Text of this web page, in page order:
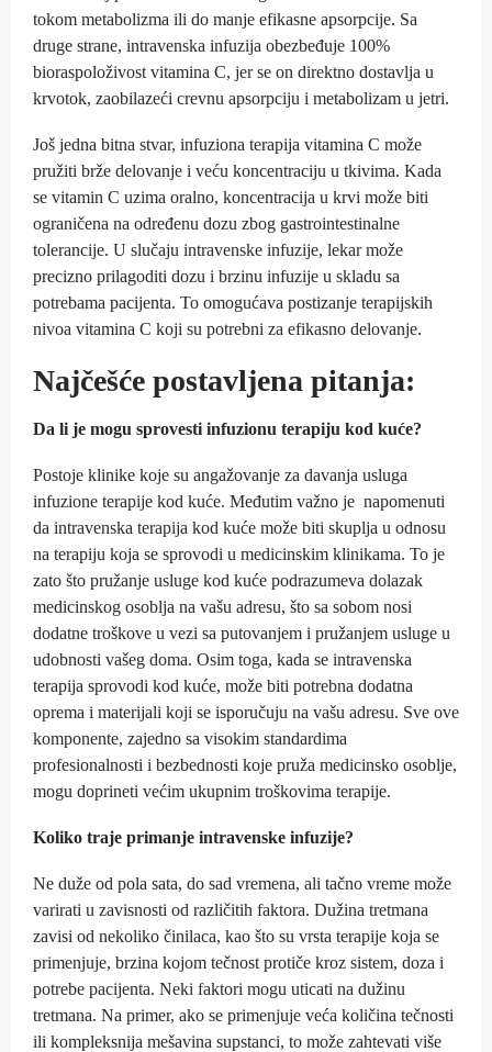
tokom metabolizma ili do manje efikasne apsorpcije. Sa
druge strane, intravenska infuzija obezbeđuje 100%
bioraspoloživost vitamina C, jer se on direktno dostavlja u
krvotok, zaobilazeći crevnu apsorpciju i metabolizam u jetri.
Još jedna bitna stvar, infuziona terapija vitamina C može
pružiti brže delovanje i veću koncentraciju u tkivima. Kada
se vitamin C uzima oralno, koncentracija u krvi može biti
ograničena na određenu dozu zbog gastrointestinalne
tolerancije. U slučaju intravenske infuzije, lekar može
precizno prilagoditi dozu i brzinu infuzije u skladu sa
potrebama pacijenta. To omogućava postizanje terapijskih
nivoa vitamina C koji su potrebni za efikasno delovanje.
Najčešće postavljena pitanja:
Da li je mogu sprovesti infuzionu terapiju kod kuće?
Postoje klinike koje su angažovanje za davanja usluga
infuzione terapije kod kuće. Međutim važno je napomenuti
da intravenska terapija kod kuće može biti skuplja u odnosu
na terapiju koja se sprovodi u medicinskim klinikama. To je
zato što pružanje usluge kod kuće podrazumeva dolazak
medicinskog osoblja na vašu adresu, što sa sobom nosi
dodatne troškove u vezi sa putovanjem i pružanjem usluge u
udobnosti vašeg doma. Osim toga, kada se intravenska
terapija sprovodi kod kuće, može biti potrebna dodatna
oprema i materijali koji se isporučuju na vašu adresu. Sve ove
komponente, zajedno sa visokim standardima
profesionalnosti i bezbednosti koje pruža medicinsko osoblje,
mogu doprineti većim ukupnim troškovima terapije.
Koliko traje primanje intravenske infuzije?
Ne duže od pola sata, do sad vremena, ali tačno vreme može
varirati u zavisnosti od različitih faktora. Dužina tretmana
zavisi od nekoliko činilaca, kao što su vrsta terapije koja se
primenjuje, brzina kojom tečnost protiče kroz sistem, doza i
potrebe pacijenta. Neki faktori mogu uticati na dužinu
tretmana. Na primer, ako se primenjuje veća količina tečnosti
ili kompleksnija mešavina supstanci, to može zahtevati više